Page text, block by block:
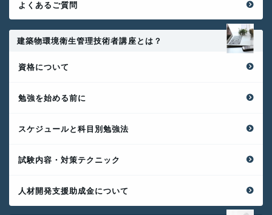
よくあるご質問
建築物環境衛生管理技術者講座とは？
資格について
勉強を始める前に
スケジュールと科目別勉強法
試験内容・対策テクニック
人材開発支援助成金について